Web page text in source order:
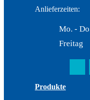
Anlieferzeiten:
Mo. -
Freitag
Produkte